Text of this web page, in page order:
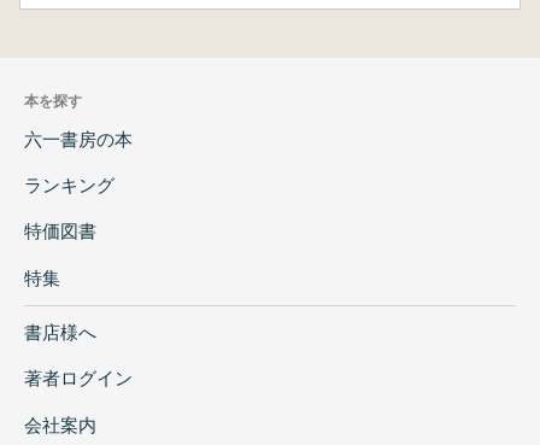
本を探す
六一書房の本
ランキング
特価図書
特集
書店様へ
著者ログイン
会社案内